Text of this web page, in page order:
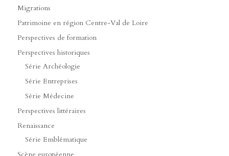
Migrations
Patrimoine en région Centre-Val de Loire
Perspectives de formation
Perspectives historiques
Série Archéologie
Série Entreprises
Série Médecine
Perspectives littéraires
Renaissance
Série Emblématique